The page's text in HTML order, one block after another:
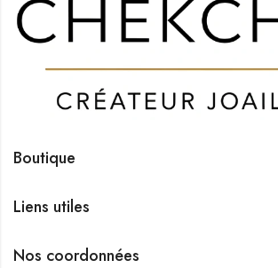
Boutique
Liens utiles
Nos coordonnées